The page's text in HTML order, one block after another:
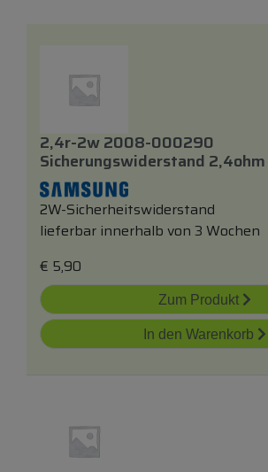
2,4r-2w 2008-000290
Sicherungswiderstand
2W-Sicherheitswiderstand
lieferbar innerhalb von 3 Wochen
€ 5,90
Zum Produkt
In den Warenkorb